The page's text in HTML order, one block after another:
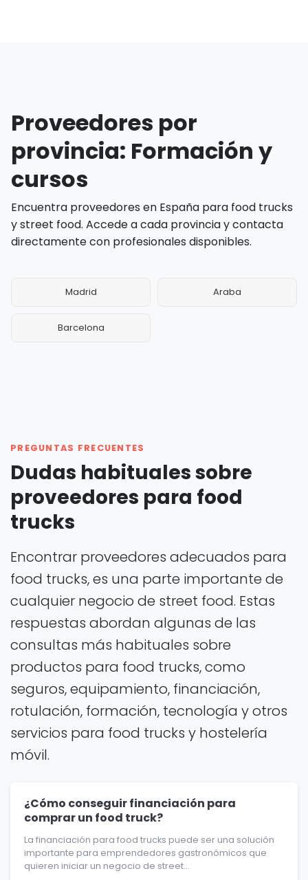
Proveedores por
provincia: Formación y
cursos
Encuentra proveedores en España para food trucks
y street food. Accede a cada provincia y contacta
directamente con profesionales disponibles.
Madrid Araba
Barcelona
PREGUNTAS FRECUENTES
Dudas habituales sobre
proveedores para food
trucks
Encontrar proveedores adecuados para
food trucks, es una parte importante de
cualquier negocio de street food. Estas
respuestas abordan algunas de las
consultas más habituales sobre
productos para food trucks, como
seguros, equipamiento, financiación,
rotulación, formación, tecnología y otros
servicios para food trucks y hostelería
móvil.
¿Cómo conseguir financiación para
comprar un food truck?
La financiación para food trucks puede ser una solución
importante para emprendedores gastronómicos que
quieren iniciar un negocio de street...